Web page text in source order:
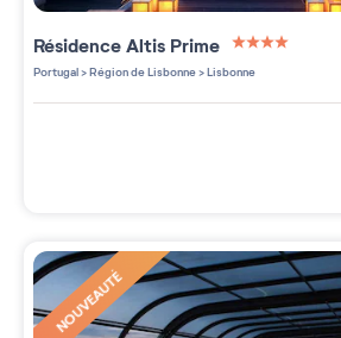
RésidenceAltis Prime
4 étoiles sur 5
Portugal>Région de Lisbonne>Lisbonne
NOUVEAUTÉ